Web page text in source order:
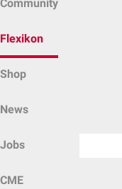
Community
Flexikon
Shop
News
Jobs
CME